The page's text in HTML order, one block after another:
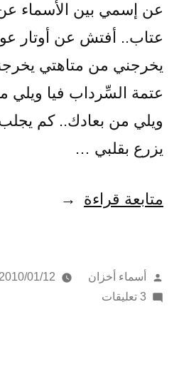
عن إسمي بين الأسماء
عتاب.. أفتش عن أوتار
يخرجني من متاهتي
عتمة السِّرداب فيا ويلي
ويلي من بعادك.. كم
يزرع بقلبي …
متابعة قراءة “في
تمّ
النشر
أسماء أخزان 2010/01/12
3 تعليقات
على